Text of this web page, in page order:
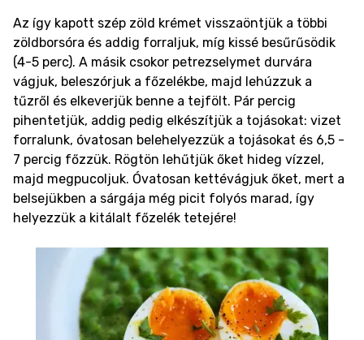
Az így kapott szép zöld krémet visszaöntjük a többi
zöldborsóra és addig forraljuk, míg kissé besűrűsödik
(4-5 perc). A másik csokor petrezselymet durvára
vágjuk, beleszórjuk a főzelékbe, majd lehúzzuk a
tűzről és elkeverjük benne a tejfölt. Pár percig
pihentetjük, addig pedig elkészítjük a tojásokat: vizet
forralunk, óvatosan belehelyezzük a tojásokat és 6,5 -
7 percig főzzük. Rögtön lehűtjük őket hideg vízzel,
majd megpucoljuk. Óvatosan kettévágjuk őket, mert a
belsejükben a sárgája még picit folyós marad, így
helyezzük a kitálalt főzelék tetejére!